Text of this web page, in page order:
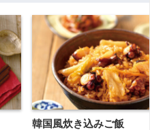
韓国風炊き込みご飯